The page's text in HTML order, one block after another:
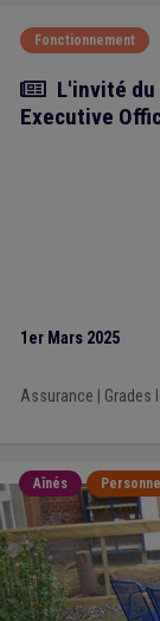
Fonctionnement
Article
L'invité du
Executive
1er Mars 2025
Assurance Grades
Aînés